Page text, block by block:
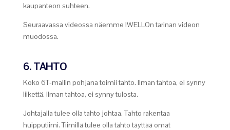
kaupanteon suhteen.
Seuraavassa videossa näemme IWELLOn tarinan videon
muodossa.
6. TAHTO
Koko 6T-mallin pohjana toimii tahto. Ilman tahtoa, ei synny
liikettä. Ilman tahtoa, ei synny tulosta.
Johtajalla tulee olla tahto johtaa. Tahto rakentaa
huipputiimi. Tiimillä tulee olla tahto täyttää omat